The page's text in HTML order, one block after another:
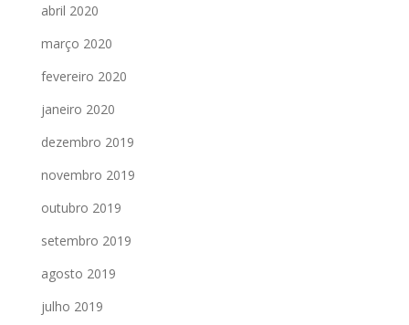
abril 2020
março 2020
fevereiro 2020
janeiro 2020
dezembro 2019
novembro 2019
outubro 2019
setembro 2019
agosto 2019
julho 2019